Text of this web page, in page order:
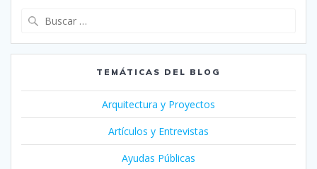
TEMÁTICAS DEL BLOG
Arquitectura y Proyectos
Artículos y Entrevistas
Ayudas Públicas